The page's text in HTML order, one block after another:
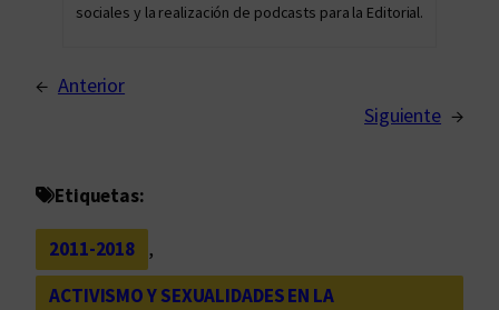
sociales y la realización de podcasts para la Editorial.
← Anterior
Siguiente →
Etiquetas:
2011-2018
,
ACTIVISMO Y SEXUALIDADES EN LA